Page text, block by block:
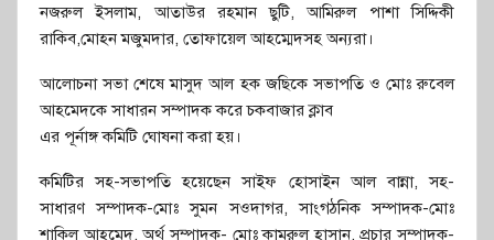
নজরুল ইসলাম, আতাউর রহমান ছুটি, আমিরুল পাশা সিদ্দিকী
রাকিব,মোহন মজুমদার, তোফায়েল আহম্মেদসহ অন্যরা।
আলোচনা সভা শেষে মাসুদ আল হক জছিকে সভাপতি ও মোঃ রুবেল
আহমেদকে সাধারন সম্পাদক করে চকবাজার ক্লাব
এর পূর্নাঙ্গ কমিটি ঘোষনা করা হয়।
কমিটির সহ-সভাপতি হয়েছেন সাইফ হোসাইন আল বান্না, সহ-
সাধারণ সম্পাদক-মোঃ সুমন সওদাগর, সাংগঠনিক সম্পাদক-মোঃ
শাকিল আহমেদ, অর্থ সম্পাদক- মোঃ কামরুল হাসান, প্রচার সম্পাদক-